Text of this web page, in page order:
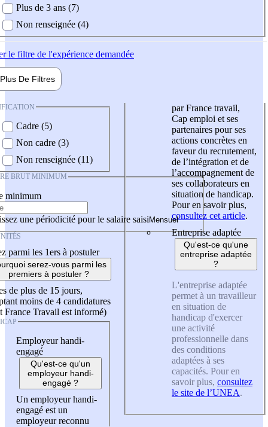
Plus de 3 ans (7)
Non renseignée (4)
le filtre de l'expérience demandée
Plus De Filtres
Cadre (5)
Non cadre (3)
Non renseignée (11)
BRUT MINIMUM
minimum
une périodicité pour le salaire saisi
parmi les 1ers à postuler
serez-vous parmi les
premiers à postuler ?
de plus de 15 jours,
moins de 4 candidatures
France Travail est informé)
Employeur handi-
engagé
Qu'est-ce qu'un
employeur handi-
engagé ?
Un employeur handi-
engagé est un
employeur reconnu
par France travail,
Cap emploi et ses
partenaires pour ses
actions concrètes en
faveur du recrutement,
de l’intégration et de
l’accompagnement de
ses collaborateurs en
situation de handicap.
Pour en savoir plus,
consultez cet article.
Entreprise adaptée
Qu'est-ce qu'une
entreprise adaptée
?
L'entreprise adaptée
permet à un travailleur
en situation de
handicap d'exercer
une activité
professionnelle dans
des conditions
adaptées à ses
capacités. Pour en
savoir plus, consultez
le site de l’UNEA.